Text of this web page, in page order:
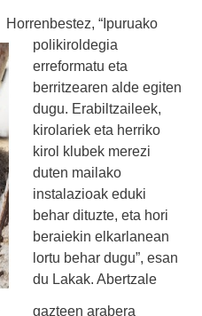
Horrenbestez, “Ipuruako
polikiroldegia
erreformatu eta
berritzearen alde egiten
dugu. Erabiltzaileek,
kirolariek eta herriko
kirol klubek merezi
duten mailako
instalazioak eduki
behar dituzte, eta hori
beraiekin elkarlanean
lortu behar dugu”, esan
du Lakak. Abertzale
gazteen arabera